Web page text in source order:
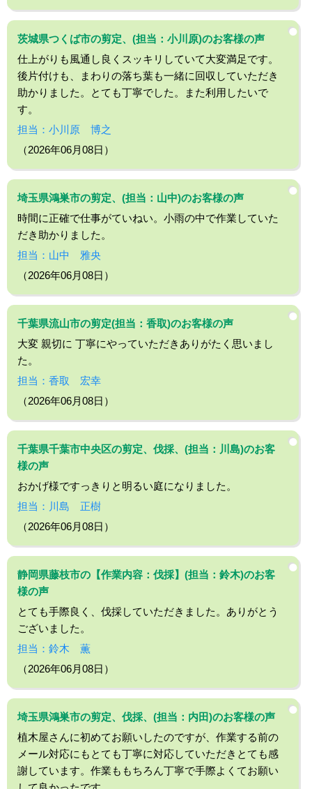
茨城県つくば市の剪定、(担当：小川原)のお客様の声
仕上がりも風通し良くスッキリしていて大変満足です。
後片付けも、まわりの落ち葉も一緒に回収していただき
助かりました。とても丁寧でした。また利用したいで
す。
担当：小川原 博之
（2026年06月08日）
埼玉県鴻巣市の剪定、(担当：山中)のお客様の声
時間に正確で仕事がていねい。小雨の中で作業していた
だき助かりました。
担当：山中 雅央
（2026年06月08日）
千葉県流山市の剪定(担当：香取)のお客様の声
大変 親切に 丁寧にやっていただきありがたく思いまし
た。
担当：香取 宏幸
（2026年06月08日）
千葉県千葉市中央区の剪定、伐採、(担当：川島)のお客
様の声
おかげ様ですっきりと明るい庭になりました。
担当：川島 正樹
（2026年06月08日）
静岡県藤枝市の【作業内容：伐採】(担当：鈴木)のお客
様の声
とても手際良く、伐採していただきました。ありがとう
ございました。
担当：鈴木 薫
（2026年06月08日）
埼玉県鴻巣市の剪定、伐採、(担当：内田)のお客様の声
植木屋さんに初めてお願いしたのですが、作業する前の
メール対応にもとても丁寧に対応していただきとても感
謝しています。作業ももちろん丁寧で手際よくてお願い